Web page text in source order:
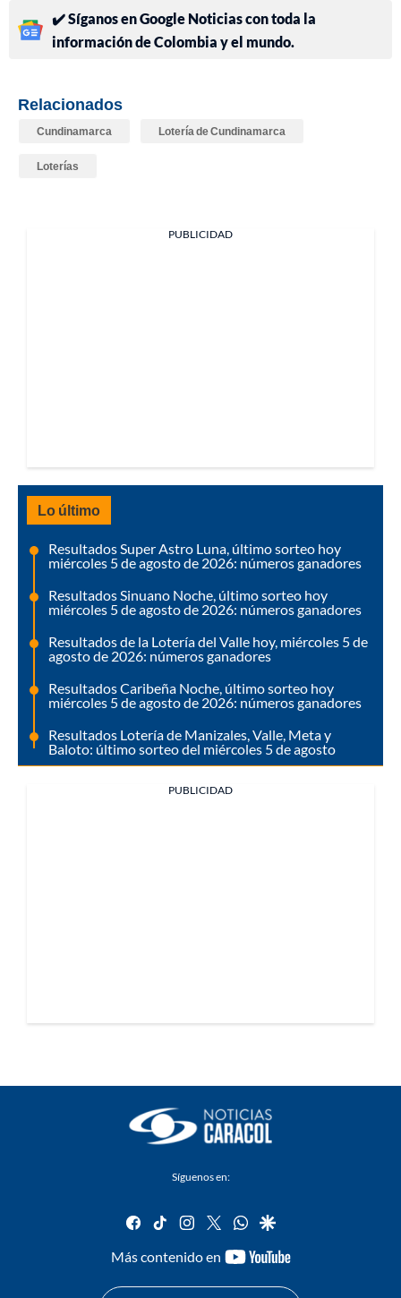
✔️ Síganos en Google Noticias con toda la
información de Colombia y el mundo.
Relacionados
Cundinamarca Lotería de Cundinamarca
Loterías
PUBLICIDAD
Lo último
Resultados Super Astro Luna, último sorteo hoy
miércoles 5 de agosto de 2026: números ganadores
Resultados Sinuano Noche, último sorteo hoy
miércoles 5 de agosto de 2026: números ganadores
Resultados de la Lotería del Valle hoy, miércoles 5 de
agosto de 2026: números ganadores
Resultados Caribeña Noche, último sorteo hoy
miércoles 5 de agosto de 2026: números ganadores
Resultados Lotería de Manizales, Valle, Meta y
Baloto: último sorteo del miércoles 5 de agosto
PUBLICIDAD
Síguenos en:
facebook
tiktok instagram
twitterwhatsapp
google
Más contenido en
youtube-